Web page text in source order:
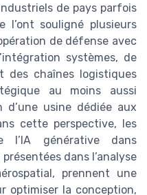
de pays parfois
l’ont souligné plusieurs
de défense avec
systèmes, de
des chaînes logistiques
au moins aussi
d’une usine dédiée aux
cette perspective, les
l’IA générative dans
dans l’analyse
prennent une
optimiser la conception,